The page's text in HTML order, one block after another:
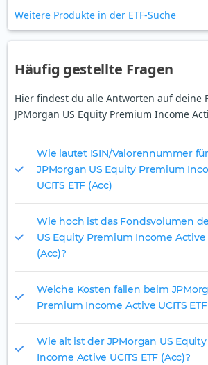
Weitere Produkte in der ETF-Suche
Häufig gestellte Fragen
Hier findest du alle Antworten auf deine
JPMorgan US Equity Premium Income
Wie lautet ISIN/Valorennummer
JPMorgan US Equity Premium
UCITS ETF (Acc)
Wie hoch ist das Fondsvolumen
US Equity Premium Income Active
(Acc)?
Welche Kosten fallen beim
Premium Income Active UCITS
Wie alt ist der JPMorgan US
Income Active UCITS ETF (Acc)?